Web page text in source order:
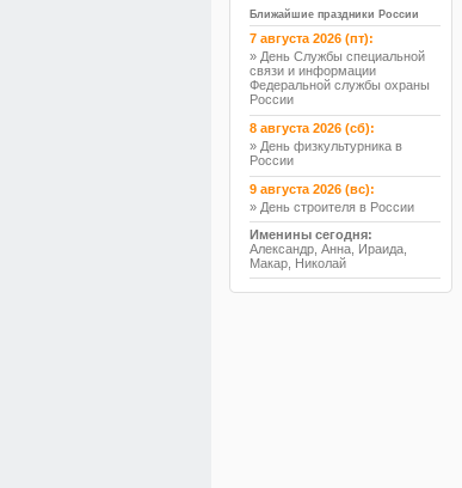
Ближайшие праздники России
7 августа 2026 (пт):
» День Службы специальной
связи и информации
Федеральной службы охраны
России
8 августа 2026 (сб):
» День физкультурника в
России
9 августа 2026 (вс):
» День строителя в России
Именины сегодня:
Александр, Анна, Ираида,
Макар, Николай